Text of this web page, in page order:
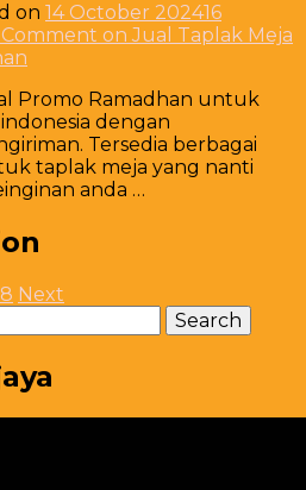
on 14 October 202416
Comment on Jual Taplak Meja
Promo Ramadhan untuk
dengan
Tersedia berbagai
taplak meja yang nanti
anda …
Next